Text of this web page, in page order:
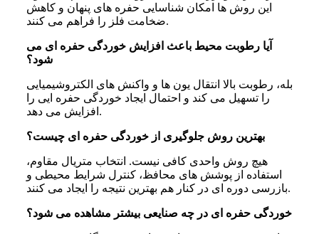
این روش ها امکان شناسایی حفره های پنهان و کاهش
ضخامت فلز را فراهم می کنند.
آیا رطوبت محیط باعث افزایش خوردگی حفره ای می
شود؟
بله، رطوبت بالا انتقال یون ها و واکنش های الکتروشیمیایی
را تسهیل می کند و احتمال ایجاد خوردگی حفره ایی را
افزایش می دهد.
بهترین روش جلوگیری از خوردگی حفره ای چیست؟
هیچ روش واحدی کافی نیست. انتخاب متریال مقاوم،
استفاده از پوشش های محافظ، کنترل شرایط محیطی و
بازرسی دوره ای در کنار هم بهترین نتیجه را ایجاد می کنند.
خوردگی حفره ای در چه صنایعی بیشتر مشاهده می شود؟